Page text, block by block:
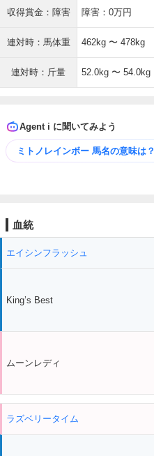
収得賞金：障害 障害：0万円
連対時：馬体重 462kg 〜 478kg
連対時：斤量 52.0kg 〜 54.0kg
Agent i に聞いてみよう
ミトノレインボー 馬名の意味は？
血統
エイシンフラッシュ
King’s Best
ムーンレディ
ラズベリータイム